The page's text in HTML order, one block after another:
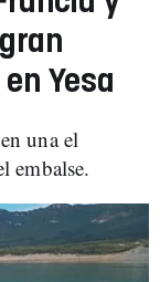
Yesa
una el
embalse.